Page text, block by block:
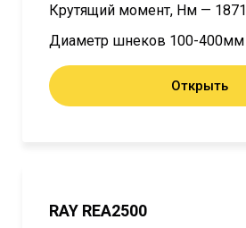
Крутящий момент, Нм — 1871
Диаметр шнеков 100-400мм
Открыть
RAY REA2500